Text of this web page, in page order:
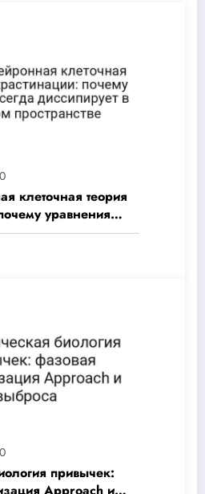
0
клеточная теория
уравнения
в 4-мерном
0
привычек: